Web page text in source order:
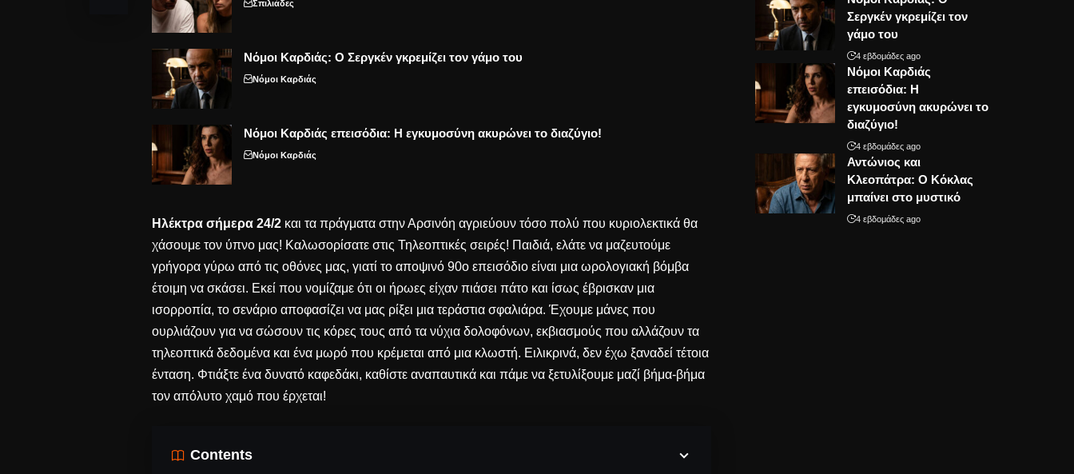
Σπιλιάδες
Νόμοι Καρδιάς: Ο Σεργκέν γκρεμίζει τον γάμο του
Νόμοι Καρδιάς
Νόμοι Καρδιάς επεισόδια: Η εγκυμοσύνη ακυρώνει το διαζύγιο!
Νόμοι Καρδιάς
Ηλέκτρα σήμερα 24/2 και τα πράγματα στην Αρσινόη αγριεύουν τόσο πολύ που κυριολεκτικά θα
χάσουμε τον ύπνο μας! Καλωσορίσατε στις Τηλεοπτικές σειρές! Παιδιά, ελάτε να μαζευτούμε
γρήγορα γύρω από τις οθόνες μας, γιατί το αποψινό 90ο επεισόδιο είναι μια ωρολογιακή βόμβα
έτοιμη να σκάσει. Εκεί που νομίζαμε ότι οι ήρωες είχαν πιάσει πάτο και ίσως έβρισκαν μια
ισορροπία, το σενάριο αποφασίζει να μας ρίξει μια τεράστια σφαλιάρα. Έχουμε μάνες που
ουρλιάζουν για να σώσουν τις κόρες τους από τα νύχια δολοφόνων, εκβιασμούς που αλλάζουν τα
τηλεοπτικά δεδομένα και ένα μωρό που κρέμεται από μια κλωστή. Ειλικρινά, δεν έχω ξαναδεί τέτοια
ένταση. Φτιάξτε ένα δυνατό καφεδάκι, καθίστε αναπαυτικά και πάμε να ξετυλίξουμε μαζί βήμα-βήμα
τον απόλυτο χαμό που έρχεται!
Contents
Σεργκέν γκρεμίζει τον
γάμο του
4 εβδομάδες ago
Νόμοι Καρδιάς
επεισόδια: Η
εγκυμοσύνη ακυρώνει το
διαζύγιο!
4 εβδομάδες ago
Αντώνιος και
Κλεοπάτρα: Ο Κόκλας
μπαίνει στο μυστικό
4 εβδομάδες ago